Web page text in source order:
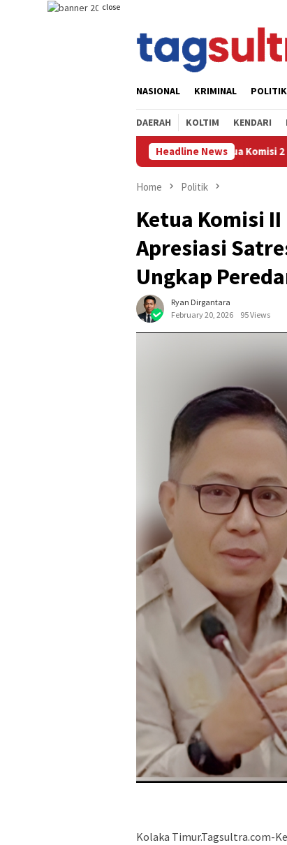
close
NASIONAL KRIMINAL POLITIK
DAERAH KOLTIM KENDARI
Headline News
Komisi 2 DPRD Koltim Kunjungi Langsung
Home Politik
Ketua Komisi
Apresiasi
Ungkap
Ryan Dirgantara
February 20, 2026
95 Views
Kolaka Timur.Tagsultra.com-